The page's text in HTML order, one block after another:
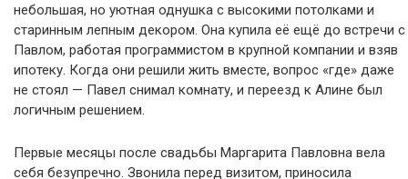
небольшая, но уютная однушка с высокими потолками и
старинным лепным декором. Она купила её ещё до встречи с
Павлом, работая программистом в крупной компании и взяв
ипотеку. Когда они решили жить вместе, вопрос «где» даже
не стоял — Павел снимал комнату, и переезд к Алине был
логичным решением.
Первые месяцы после свадьбы Маргарита Павловна вела
себя безупречно. Звонила перед визитом, приносила